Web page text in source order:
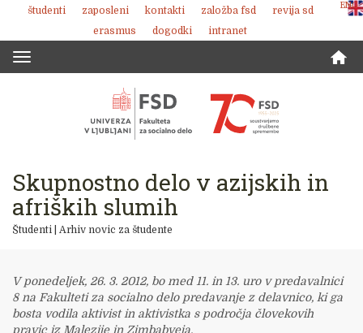
Skoči
vsebino
ENG
študenti zaposleni kontakti založba fsd
revija sd
erasmus
dogodki intranet
Skupnostno delo v azijskih in
afriških slumih
Študenti Arhiv novic za študente
V ponedeljek, 26. 3. 2012, bo med 11. in 13. uro v predavalnici
8 na Fakulteti za socialno delo predavanje z delavnico, ki ga
bosta vodila aktivist in aktivistka s področja človekovih
pravic iz Malezije in Zimbabveja.